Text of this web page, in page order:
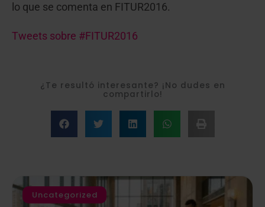
lo que se comenta en FITUR2016.
Tweets sobre #FITUR2016
¿Te resultó interesante? ¡No dudes en
compartirlo!
Uncategorized